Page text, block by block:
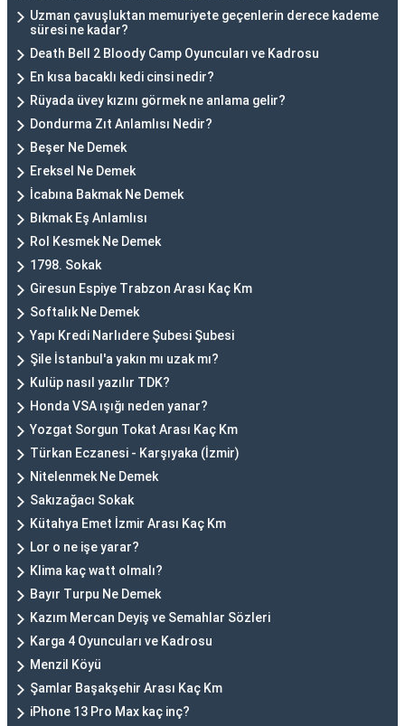
Uzman çavuşluktan memuriyete geçenlerin derece kademe
süresi ne kadar?
Death Bell 2 Bloody Camp Oyuncuları ve Kadrosu
En kısa bacaklı kedi cinsi nedir?
Rüyada üvey kızını görmek ne anlama gelir?
Dondurma Zıt Anlamlısı Nedir?
Beşer Ne Demek
Ereksel Ne Demek
İcabına Bakmak Ne Demek
Bıkmak Eş Anlamlısı
Rol Kesmek Ne Demek
1798. Sokak
Giresun Espiye Trabzon Arası Kaç Km
Softalık Ne Demek
Yapı Kredi Narlıdere Şubesi Şubesi
Şile İstanbul'a yakın mı uzak mı?
Kulüp nasıl yazılır TDK?
Honda VSA ışığı neden yanar?
Yozgat Sorgun Tokat Arası Kaç Km
Türkan Eczanesi - Karşıyaka (İzmir)
Nitelenmek Ne Demek
Sakızağacı Sokak
Kütahya Emet İzmir Arası Kaç Km
Lor o ne işe yarar?
Klima kaç watt olmalı?
Bayır Turpu Ne Demek
Kazım Mercan Deyiş ve Semahlar Sözleri
Karga 4 Oyuncuları ve Kadrosu
Menzil Köyü
Şamlar Başakşehir Arası Kaç Km
iPhone 13 Pro Max kaç inç?